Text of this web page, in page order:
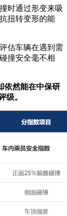
时通过形变来吸
扭转变形的能
估车辆在遇到需
撞安全毫不相
依然能在中保研
级。